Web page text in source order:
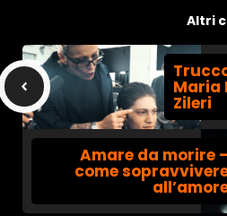
Altri
Maria
Zileri
Amare da morire –
come